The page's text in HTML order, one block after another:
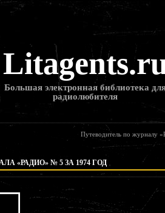
Большая электронная библиотека
радиолюбителя
Путеводитель по журналу
«РАДИО» № 5 ЗА 1974 ГОД